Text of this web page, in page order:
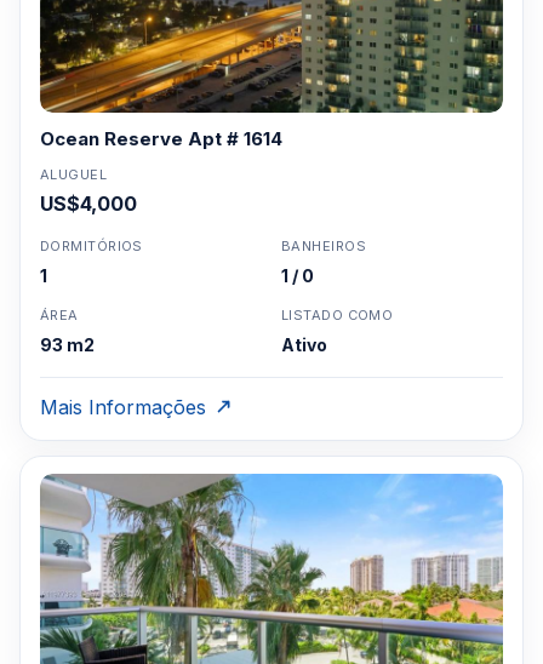
Ocean Reserve Apt # 1614
ALUGUEL
US$4,000
DORMITÓRIOS
1
BANHEIROS
1 / 0
ÁREA
93 m2
LISTADO COMO
Ativo
Mais Informações